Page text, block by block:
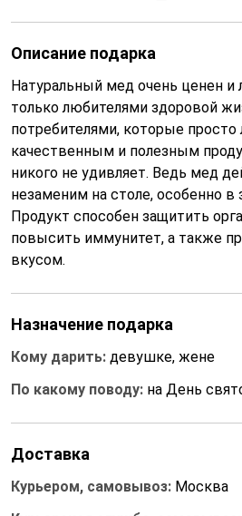
Описание подарка
Натуральный мед очень ценен
только любителями здоровой
потребителями, которые
качественным и полезным
никого не удивляет. Ведь мед
незаменим на столе, особенно в
Продукт способен защитить
повысить иммунитет, а также
вкусом.
Назначение подарка
Кому дарить: девушке, жене
По какому поводу: на День
Доставка
Курьером, самовывоз: Москва